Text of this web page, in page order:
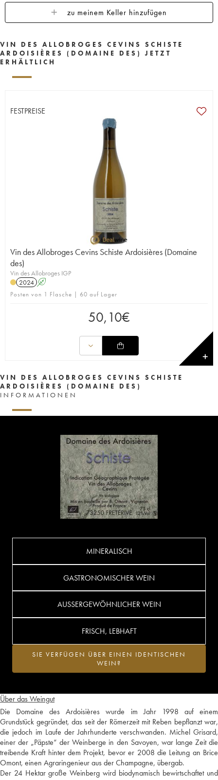
zu meinem Keller hinzufügen
VIN DES ALLOBROGES CEVINS SCHISTE
ARDOISIÈRES (DOMAINE DES) JETZT
ERHÄLTLICH
FESTPREISE
Vin des Allobroges Cevins Schiste Ardoisières (Domaine
des)
Vin des Allobroges IGP
2024 A
Posten von 1 Flasche | 60 auf Lager
50,10€
✕
VIN DES ALLOBROGES CEVINS SCHISTE
ARDOISIÈRES (DOMAINE DES)
INFORMATIONEN
Über das Weingut
Die Domaine des Ardoisières wurde im Jahr 1998 auf einem
Grundstück gegründet, das seit der Römerzeit mit Reben bepflanzt war,
die jedoch im Laufe der Jahrhunderte verschwanden. Michel Grisard,
einer der „Päpste“ der Weinberge in den Savoyen, war lange Zeit die
treibende Kraft hinter dem Projekt, bevor er 2008 die Leitung an Brice
Omont, einen Agraringenieur aus der Champagne, übergab.
Der 24 Hektar große Weinberg wird biodynamisch bewirtschaftet und
MINERALISCH
GASTRONOMISCHER WEIN
AUSSERGEWÖHNLICHER WEIN
FRISCH, LEBHAFT
SIE VERFÜGEN ÜBER EINEN IDENTISCHEN
WEIN?